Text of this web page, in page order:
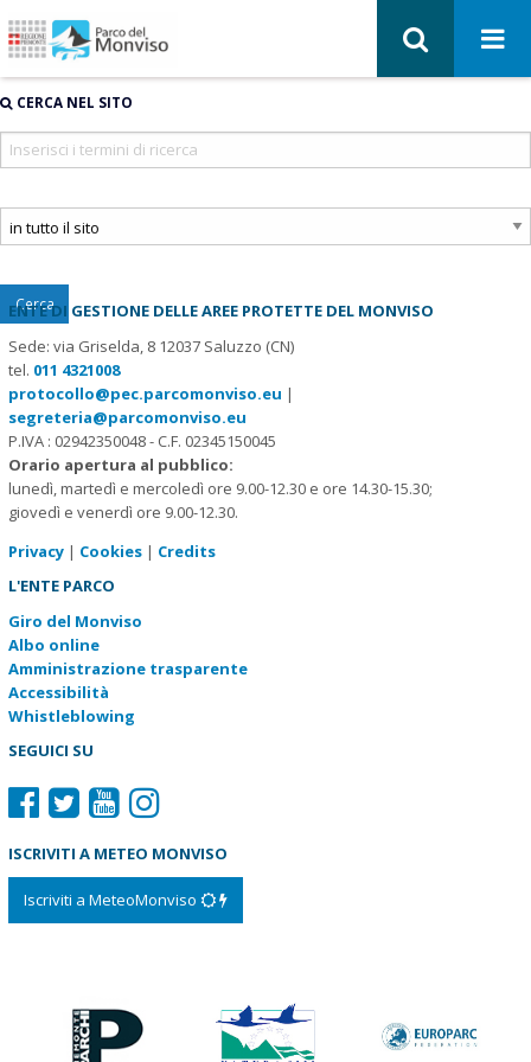
CERCA NEL SITO
Cerca
ENTE DI GESTIONE DELLE AREE PROTETTE DEL MONVISO
Sede: via Griselda, 8 12037 Saluzzo (CN)
tel. 011 4321008
protocollo@pec.parcomonviso.eu |
segreteria@parcomonviso.eu
P.IVA : 02942350048 - C.F. 02345150045
Orario apertura al pubblico:
lunedì, martedì e mercoledì ore 9.00-12.30 e ore 14.30-15.30;
giovedì e venerdì ore 9.00-12.30.
Privacy| Cookies| Credits
L'ENTE PARCO
Giro del Monviso
Albo online
Amministrazione trasparente
Accessibilità
Whistleblowing
SEGUICI SU
ISCRIVITI A METEO MONVISO
Iscriviti a MeteoMonviso